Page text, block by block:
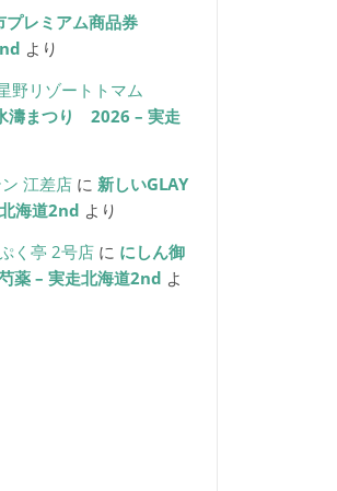
プレミアム商品券
より
野リゾートトマム
濤まつり 2026 – 実走
江差店に 新しいGLAY
海道2nd より
く亭 2号店に にしん御
薬 – 実走北海道2nd よ